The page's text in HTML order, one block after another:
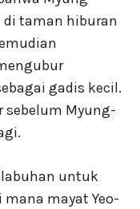
di taman hiburan
gadis kecil.
sebelum Myung-
untuk
mayat Yeo-